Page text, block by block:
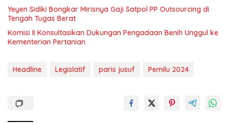
Yeyen Sidiki Bongkar Mirisnya Gaji Satpol PP Outsourcing di
Tengah Tugas Berat
Komisi II Konsultasikan Dukungan Pengadaan Benih Unggul ke
Kementerian Pertanian
Headline Legislatif paris jusuf Pemilu 2024